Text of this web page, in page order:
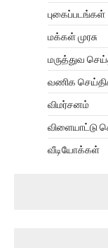
புகைப்படங்கள்
மக்கள் முரசு
மருத்துவ
வணிக
விமர்சனம்
விளையாட்டு
வீடியோக்கள்